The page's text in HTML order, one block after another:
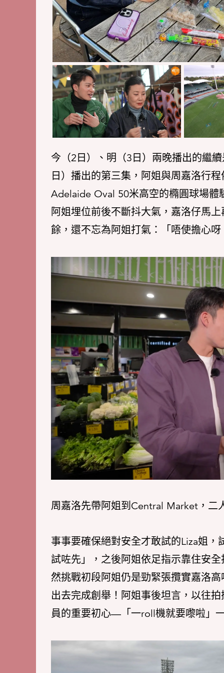
今（2日）、明（3日）兩晚播出的繼
日）播出的第三集，阿姐與周嘉洛行
Adelaide Oval 50米高空的橢圓球場
阿姐埋位前後不斷抖大氣，嘉洛仔馬
餘，還不忘為阿姐打氣：「唔使擔心
周嘉洛先帶阿姐到Central Market，二
事事要確保絕對安全才敢試的Liza姐
試咗先」，之後阿姐依足指示靠住安
然挑戰初段阿姐仍是勁緊張攬實嘉洛
出去完成創舉！阿姐事後坦言，以往
員的重要初心—「一roll機就要嚟啦」